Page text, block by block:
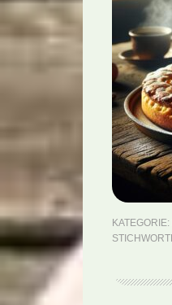
KATEGORIE: